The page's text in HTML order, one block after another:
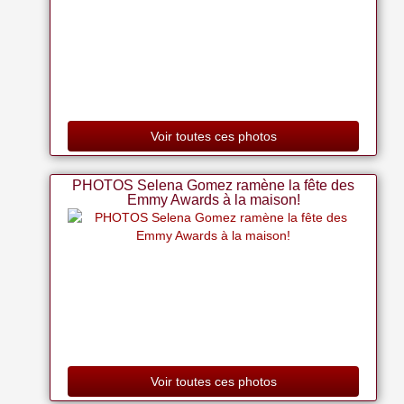
Voir toutes ces photos
PHOTOS Selena Gomez ramène la fête des
Emmy Awards à la maison!
Voir toutes ces photos